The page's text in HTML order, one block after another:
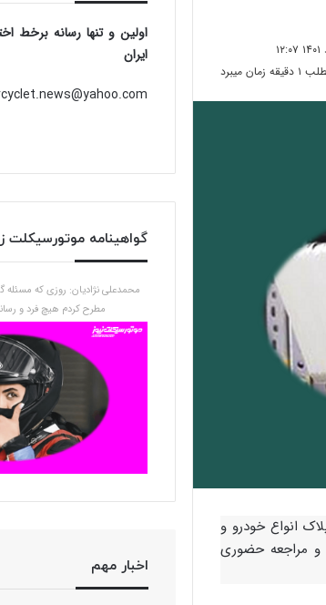
میبرد
انواع خودرو و
و مراجعه حضوری
اولین و تنها رسانه برخط
ایران
گواهینامه موتورسیکلت
محمدعلی نژادیان: روزی که مسئله
مطرح کردم هیچ فرد و
اخبار مهم